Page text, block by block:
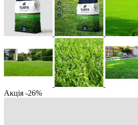
Акція -26%